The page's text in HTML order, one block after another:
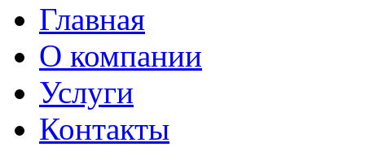
Главная
О компании
Услуги
Контакты